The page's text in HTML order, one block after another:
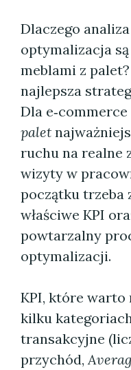
Dlaczego
optymalizacja
meblami z
najlepsza
Dla
palet
ruchu na realne
wizyty w
początku trzeba
właściwe KPI
powtarzalny
optymalizacji.
KPI, które warto
kilku
transakcyjne
przychód,